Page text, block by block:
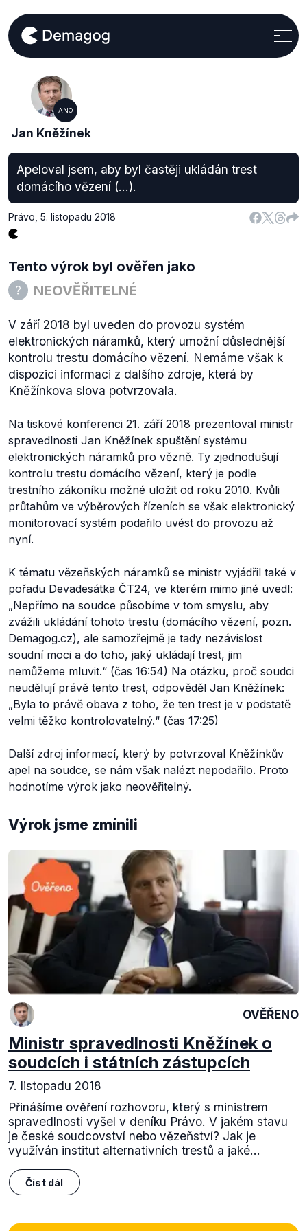
ANO
Jan Kněžínek
Apeloval jsem, aby byl častěji ukládán trest
domácího vězení (...).
Právo 5. listopadu 2018
Tento výrok byl ověřen jako
NEOVĚŘITELNÉ
V září 2018 byl uveden do provozu systém
elektronických náramků, který umožní důslednější
kontrolu trestu domácího vězení. Nemáme však k
dispozici informaci z dalšího zdroje, která by
Kněžínkova slova potvrzovala.
Na tiskové konferenci 21. září 2018 prezentoval ministr
spravedlnosti Jan Kněžínek spuštění systému
elektronických náramků pro vězně. Ty zjednodušují
kontrolu trestu domácího vězení, který je podle
trestního zákoníku možné uložit od roku 2010. Kvůli
průtahům ve výběrových řízeních se však elektronický
monitorovací systém podařilo uvést do provozu až
nyní.
K tématu vězeňských náramků se ministr vyjádřil také v
pořadu Devadesátka ČT24, ve kterém mimo jiné uvedl:
„Nepřímo na soudce působíme v tom smyslu, aby
zvážili ukládání tohoto trestu (domácího vězení, pozn.
Demagog.cz), ale samozřejmě je tady nezávislost
soudní moci a do toho, jaký ukládají trest, jim
nemůžeme mluvit.“ (čas 16:54) Na otázku, proč soudci
neudělují právě tento trest, odpověděl Jan Kněžínek:
„Byla to právě obava z toho, že ten trest je v podstatě
velmi těžko kontrolovatelný.“ (čas 17:25)
Další zdroj informací, který by potvrzoval Kněžínkův
apel na soudce, se nám však nalézt nepodařilo. Proto
hodnotíme výrok jako neověřitelný.
Výrok jsme zmínili
OVĚŘENO
Ministr spravedlnosti Kněžínek o
soudcích i státních zástupcích
7. listopadu 2018
Přinášíme ověření rozhovoru, který s ministrem
spravedlnosti vyšel v deníku Právo. V jakém stavu
je české soudcovství nebo vězeňství? Jak je
využíván institut alternativních trestů a jaké...
Číst dál